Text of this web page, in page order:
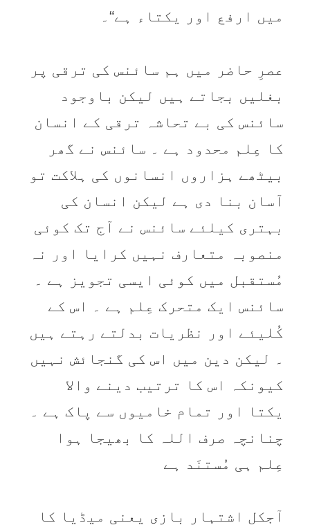
میں ارفع اور یکتاء ہے“۔
عصرِ حاضر میں ہم سائنس کی ترقی پر
بغلیں بجاتے ہیں لیکن باوجود
سائنس کی بے تحاشہ ترقی کے انسان
کا عِلم محدود ہے ۔ سائنس نے گھر
بیٹھے ہزاروں انسانوں کی ہلاکت تو
آسان بنا دی ہے لیکن انسان کی
بہتری کیلئے سائنس نے آج تک کوئی
منصوبہ متعارف نہیں کرایا اور نہ
مُستقبل میں کوئی ایسی تجویز ہے ۔
سائنس ایک متحرک عِلم ہے ۔ اس کے
کُلیئے اور نظریات بدلتے رہتے ہیں
۔ لیکن دین میں اس کی گنجائش نہیں
کیونکہ اس کا ترتیب دینے والا
یکتا اور تمام خامیوں سے پاک ہے ۔
چنانچہ صرف اللہ کا بھیجا ہوا
عِلم ہی مُستنَد ہے
آجکل اشتہار بازی یعنی میڈیا کا